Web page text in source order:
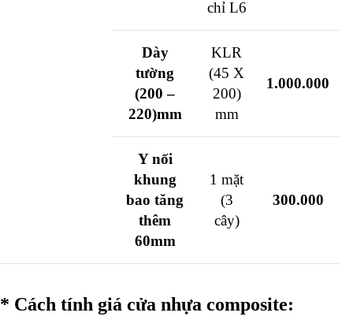
chỉ L6
Dày
tường
(200 –
220)mm
KLR
(45 X
200)
mm
1.000.000
Y nối
khung
bao tăng
thêm
60mm
1 mặt
(3
cây)
300.000
* Cách tính giá cửa nhựa composite: